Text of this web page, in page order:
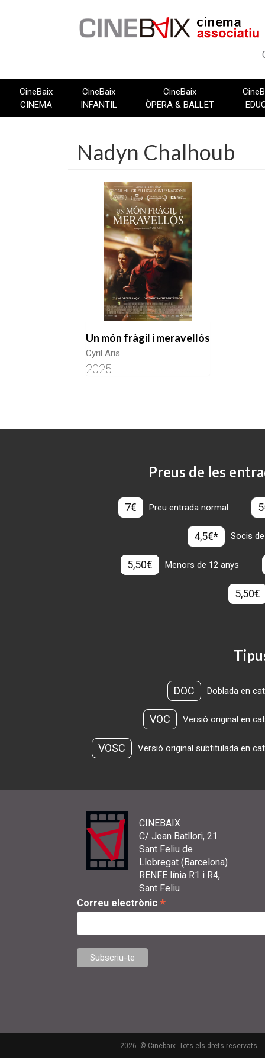
CineBaix
CINEMA
CineBaix
INFANTIL
CineBaix
ÒPERA & BALLET
Nadyn Chalhoub
Un món fràgil i meravellós
Cyril Aris
2025
Preus de les
7€ Preu entrada normal
4,5€* Socis
5,50€ Menors de 12 anys
5,50€
DOC Doblada en
VOC Versió original en
VOSC Versió original subtitulada en
CINEBAIX
C/ Joan Batllori, 21
Sant Feliu de
Llobregat (Barcelona)
RENFE línia R1 i R4,
Sant Feliu
Correu electrònic *
2026. © Cinebaix. Tots els drets reservats.